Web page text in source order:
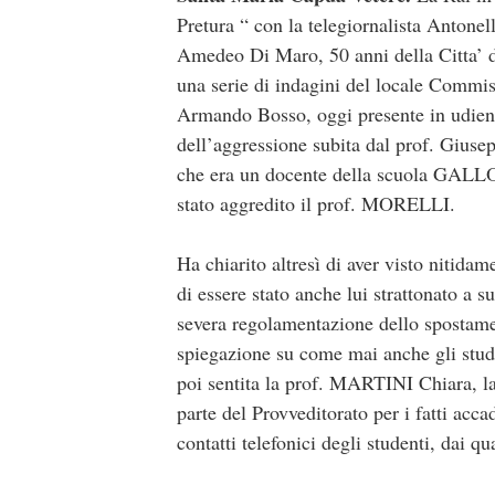
Pretura “ con la telegiornalista
Amedeo Di Maro, 50 anni della
una serie di indagini del locale
Armando Bosso, oggi presente in
dell’aggressione subita dal prof.
che era un docente della scuola
stato aggredito il prof. MORELLI.
Ha chiarito altresì di aver visto
di essere stato anche lui strattonato a
severa regolamentazione dello
spiegazione su come mai anche gli
poi sentita la prof. MARTINI Chiara,
parte del Provveditorato per i fatti
contatti telefonici degli studenti, dai